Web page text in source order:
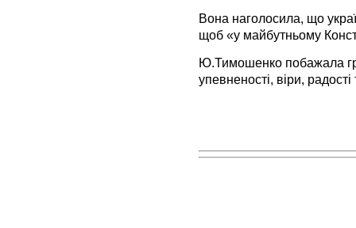
Вона наголосила, що
щоб «у майбутньому
Ю.Тимошенко побажала
упевненості, віри,